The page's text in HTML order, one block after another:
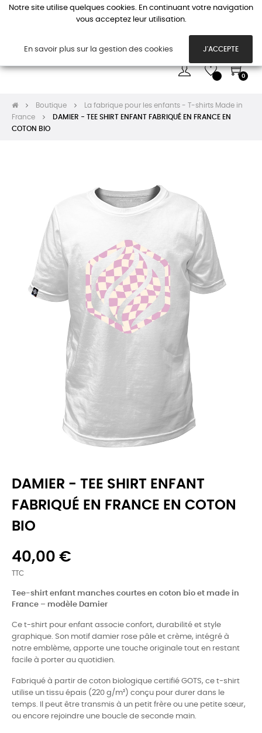
la
0
Boutique
La fabrique pour les enfants - T-shirts Made in
France
DAMIER - TEE SHIRT ENFANT FABRIQUÉ EN FRANCE EN
COTON BIO
DAMIER - TEE SHIRT ENFANT
FABRIQUÉ EN FRANCE EN COTON
BIO
40,00 €
TTC
Tee-shirt enfant manches courtes en coton bio et made in
France – modèle Damier
Ce t-shirt pour enfant associe confort, durabilité et style
graphique. Son motif damier rose pâle et crème, intégré à
notre emblème, apporte une touche originale tout en restant
facile à porter au quotidien.
Fabriqué à partir de coton biologique certifié GOTS, ce t-shirt
utilise un tissu épais (220 g/m²) conçu pour durer dans le
temps. Il peut être transmis à un petit frère ou une petite sœur,
ou encore rejoindre une boucle de seconde main.
Notre site utilise quelques cookies. En continuant votre navigation
vous acceptez leur utilisation.
En savoir plus sur la gestion des cookies J'ACCEPTE